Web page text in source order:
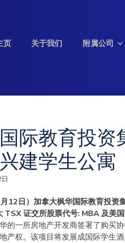
页 关于我们 附属公司
际教育投资
建学生公寓
月12日）加拿大枫华国际教育投
TSX 证交所股票代号: MBA 及美
的一所房地产开发商签署了购买
产权。该项目将发展成国际学生